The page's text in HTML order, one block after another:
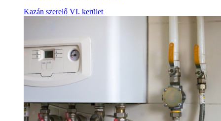
Kazán szerelő VI. kerület